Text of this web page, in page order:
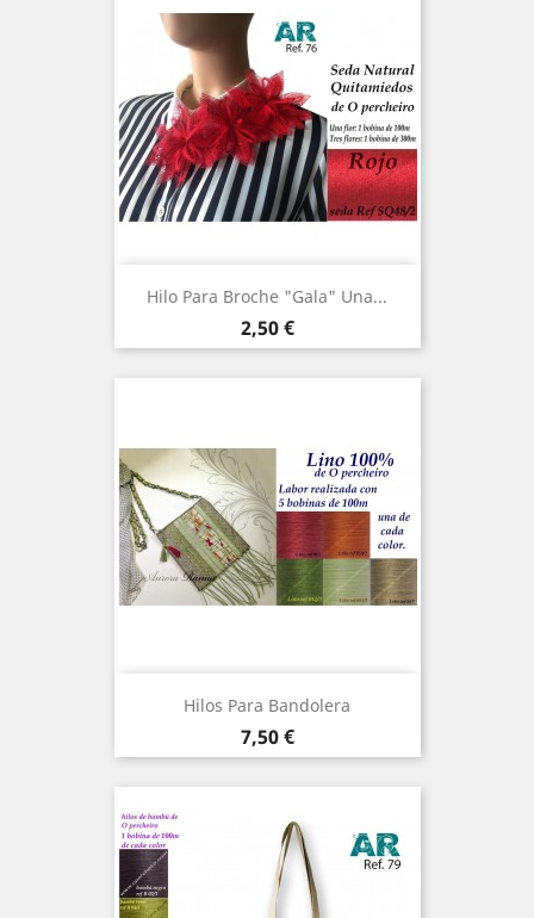
Hilo Para Broche "Gala" Una...
Precio
2,50 €
Hilos Para Bandolera
Precio
7,50 €